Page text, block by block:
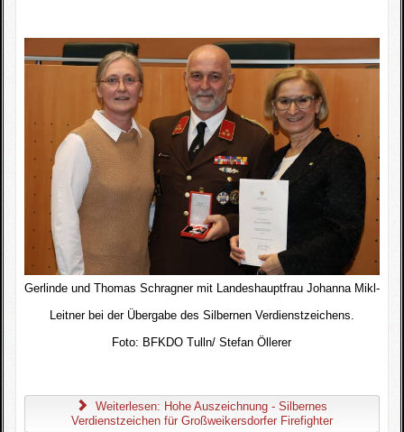
Gerlinde und Thomas Schragner mit Landeshauptfrau Johanna Mikl-
Leitner bei der Übergabe des Silbernen Verdienstzeichens.
Foto: BFKDO Tulln/ Stefan Öllerer
Weiterlesen: Hohe Auszeichnung - Silbernes
Verdienstzeichen für Großweikersdorfer Firefighter